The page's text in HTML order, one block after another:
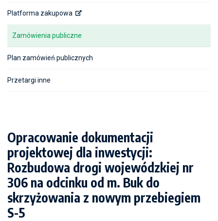
Platforma zakupowa
Zamówienia publiczne
Plan zamówień publicznych
Przetargi inne
Opracowanie dokumentacji
projektowej dla inwestycji:
Rozbudowa drogi wojewódzkiej nr
306 na odcinku od m. Buk do
skrzyżowania z nowym przebiegiem
S-5